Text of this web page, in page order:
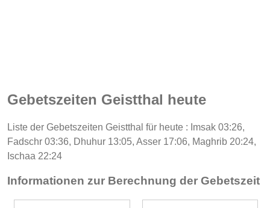
Gebetszeiten Geistthal heute
Liste der Gebetszeiten Geistthal für heute : Imsak 03:26,
Fadschr 03:36, Dhuhur 13:05, Asser 17:06, Maghrib 20:24,
Ischaa 22:24
Informationen zur Berechnung der Gebetszeit